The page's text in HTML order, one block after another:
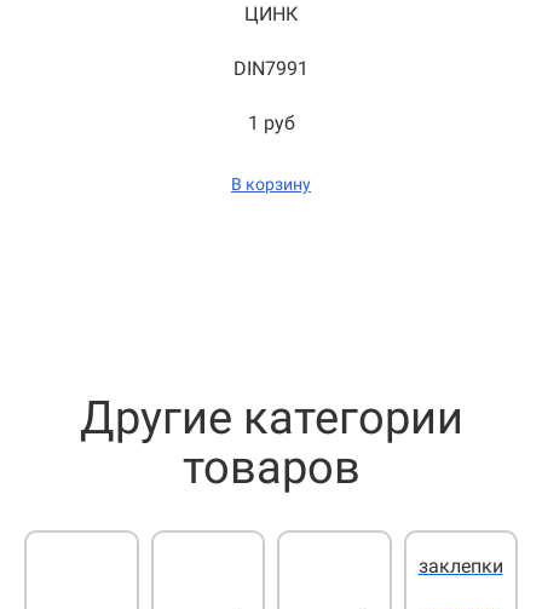
ЦИНК
DIN7991
1 руб
В корзину
Другие категории
товаров
заклепки